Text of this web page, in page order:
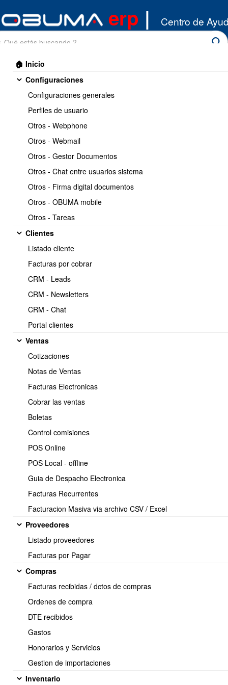
erp | Centro de
🏠 Inicio
Configuraciones
Configuraciones generales
Perfiles de usuario
Otros - Webphone
Otros - Webmail
Otros - Gestor Documentos
Otros - Chat entre usuarios sistema
Otros - Firma digital documentos
Otros - OBUMA mobile
Otros - Tareas
Clientes
Listado cliente
Facturas por cobrar
CRM - Leads
CRM - Newsletters
CRM - Chat
Portal clientes
Ventas
Cotizaciones
Notas de Ventas
Facturas Electronicas
Cobrar las ventas
Boletas
Control comisiones
POS Online
POS Local - offline
Guia de Despacho Electronica
Facturas Recurrentes
Facturacion Masiva via archivo CSV / Excel
Proveedores
Listado proveedores
Facturas por Pagar
Compras
Facturas recibidas / dctos de compras
Ordenes de compra
DTE recibidos
Gastos
Honorarios y Servicios
Gestion de importaciones
Inventario
API Integracion/
Imprimir
SAT - Modulo ot sat
Copiar
https://www.obuma.cl/ayuda/articulo/588/sat--
modulo-ot-sat
API Endpoint: Órdenes de SAT
Listar Órdenes de SAT
URL: /sat.list.json
Descripción:
(Servicio de Atención Técnica) registradas para la empresa.
empresa_id:ID de la empresa para la cual se desean
obtener las órdenes de SAT (este parámetro es gestionado
cliente).
Obtener Orden de SAT por ID
URL: /sat.findById.json/{RecursoId}
Método: GET
en el ID proporcionado.
Parámetros: